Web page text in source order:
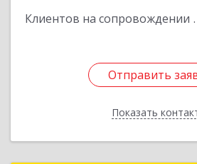
Клиентов на сопровождении
Отправить
Показать
Отправить
Назад